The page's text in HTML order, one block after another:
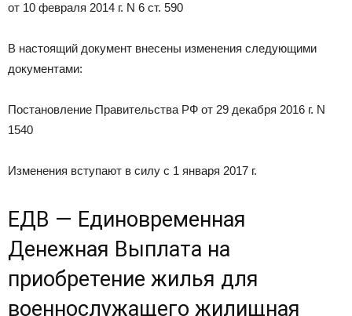
от 10 февраля 2014 г. N 6 ст. 590
В настоящий документ внесены изменения следующими
документами:
Постановление Правительства РФ от 29 декабря 2016 г. N
1540
Изменения вступают в силу с 1 января 2017 г.
ЕДВ — Единовременная
Денежная Выплата на
приобретение жилья для
военнослужащего жилищная